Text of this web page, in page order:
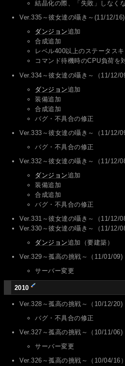
結晶化の際、「失敗」しなく
Ver.335～彼女達の囁き～(11/12/16)
ダンジョン追加
合成追加
レベル400以上のステータス
コマンド待機時のCPU負荷を
Ver.334～彼女達の囁き～（11/12/
ダンジョン追加
装備追加
合成追加
バグ・不具合の修正
Ver.333～彼女達の囁き～（11/12/
バグ・不具合の修正
Ver.332～彼女達の囁き～（11/12/
ダンジョン追加
装備追加
合成追加
バグ・不具合の修正
Ver.331～彼女達の囁き～（11/12/
Ver.330～彼女達の囁き～（11/12/
ダンジョン追加（要建築）
Ver.329～孤高の挑戦～（11/01/09)
サーバー変更
2010
Ver.328～孤高の挑戦～（10/12/20)
バグ・不具合の修正
Ver.327～孤高の挑戦～（10/11/06)
サーバー変更
Ver.326～孤高の挑戦～（10/04/16）